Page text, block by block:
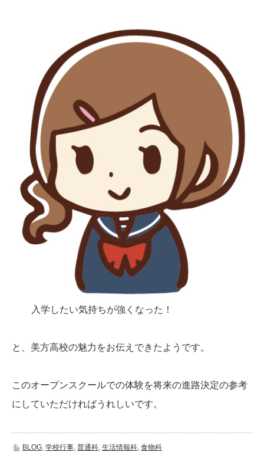
入学したい気持ちが強くなった！
と、美方高校の魅力をお伝えできたようです。
このオープンスクールでの体験を将来の進路決定の参考
にしていただければうれしいです。
BLOG, 学校行事, 普通科, 生活情報科, 食物科